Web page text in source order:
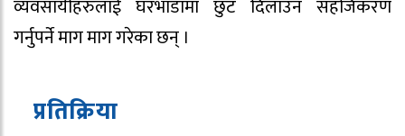
व्यवसायीहरुलाई घरभाडामा छुट दिलाउन सहजिकरण
गर्नुपर्ने माग माग गरेका छन् ।
प्रतिक्रिया